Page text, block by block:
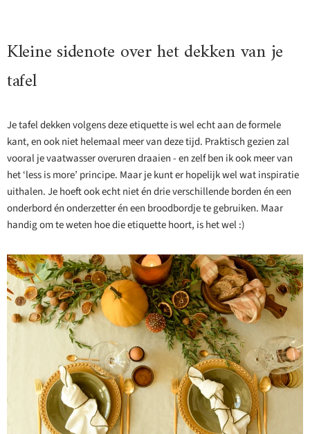
Kleine sidenote over het dekken van je
tafel
Je tafel dekken volgens deze etiquette is wel echt aan de formele
kant, en ook niet helemaal meer van deze tijd. Praktisch gezien zal
vooral je vaatwasser overuren draaien - en zelf ben ik ook meer van
het ‘less is more’ principe. Maar je kunt er hopelijk wel wat inspiratie
uithalen. Je hoeft ook echt niet én drie verschillende borden én een
onderbord én onderzetter én een broodbordje te gebruiken. Maar
handig om te weten hoe die etiquette hoort, is het wel :)